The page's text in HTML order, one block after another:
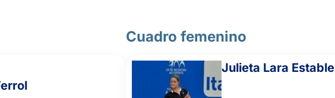
Cuadro femenino
Julieta Lara Estable